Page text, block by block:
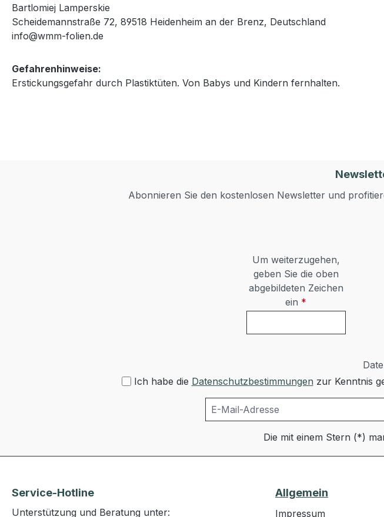
Bartlomiej Lamperskie
Scheidemannstraße 72, 89518 Heidenheim an der Brenz, Deutschland
info@wmm-folien.de
Gefahrenhinweise:
Erstickungsgefahr durch Plastiktüten. Von Babys und Kindern fernhalten.
Abonnieren Sie den kostenlosen Newsletter und
Um weiterzugehen,
geben Sie die oben
abgebildeten Zeichen
ein *
Ich habe die Datenschutzbestimmungen zur Kenntnis
Die mit einem Stern (*)
Service-Hotline
Unterstützung und Beratung unter:
Allgemein
Impressum